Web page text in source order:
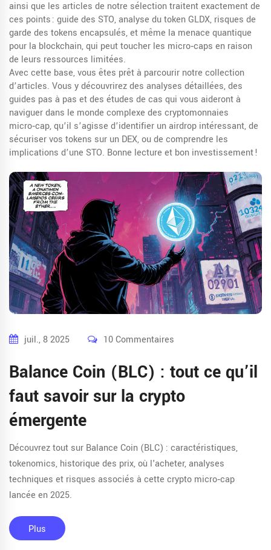
ainsi que les articles de notre sélection traitent exactement de
ces points : guide des STO, analyse du token GLDX, risques de
garde des tokens encapsulés, et même la menace quantique
pour la blockchain, qui peut toucher les micro‑caps en raison
de leurs ressources limitées.
Avec cette base, vous êtes prêt à parcourir notre collection
d’articles. Vous y découvrirez des analyses détaillées, des
guides pas à pas et des études de cas qui vous aideront à
naviguer dans le monde complexe des cryptomonnaies
micro‑cap, qu’il s’agisse d’identifier un airdrop intéressant, de
sécuriser vos tokens sur un DEX, ou de comprendre les
implications d’une STO. Bonne lecture et bon investissement !
juil., 8 2025 10 Commentaires
Balance Coin (BLC) : tout ce qu’il
faut savoir sur la crypto
émergente
Découvrez tout sur Balance Coin (BLC) : caractéristiques,
tokenomics, historique des prix, où l'acheter, analyses
techniques et risques associés à cette crypto micro‑cap
lancée en 2025.
Plus